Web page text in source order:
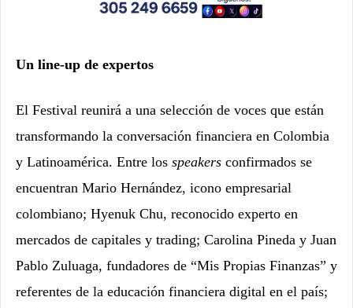
Un line-up de expertos
El Festival reunirá a una selección de voces que están
transformando la conversación financiera en Colombia
y Latinoamérica. Entre los speakers confirmados se
encuentran Mario Hernández, icono empresarial
colombiano; Hyenuk Chu, reconocido experto en
mercados de capitales y trading; Carolina Pineda y Juan
Pablo Zuluaga, fundadores de “Mis Propias Finanzas” y
referentes de la educación financiera digital en el país;